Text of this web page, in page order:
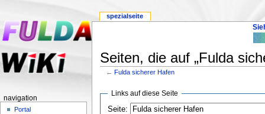
Seiten, die auf „Fulda
←Fulda sicherer Hafen
Links auf diese Seite
Seite:
spezialseite
navigation
Portal